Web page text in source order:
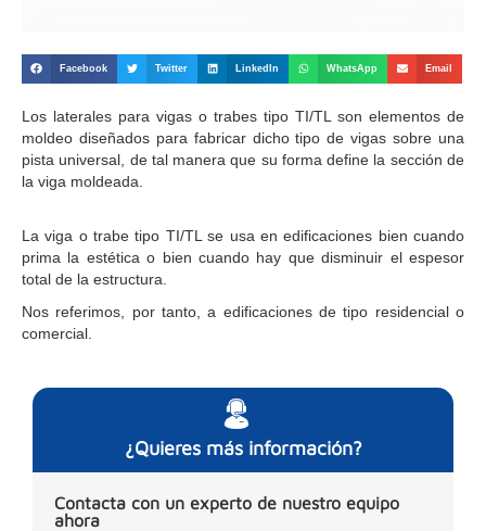
Facebook Twitter LinkedIn WhatsApp Email
Los laterales para vigas o trabes tipo TI/TL son elementos de
moldeo diseñados para fabricar dicho tipo de vigas sobre una
pista universal, de tal manera que su forma define la sección de
la viga moldeada.
La viga o trabe tipo TI/TL se usa en edificaciones bien cuando
prima la estética o bien cuando hay que disminuir el espesor
total de la estructura.
Nos referimos, por tanto, a edificaciones de tipo residencial o
comercial.
¿Quieres más información?
Contacta con un experto de nuestro equipo
ahora